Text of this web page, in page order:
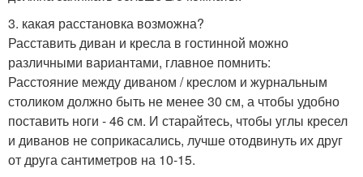
3. какая расстановка возможна?
Расставить диван и кресла в гостинной можно
различными вариантами, главное помнить:
Расстояние между диваном / креслом и журнальным
столиком должно быть не менее 30 см, а чтобы удобно
поставить ноги - 46 см. И старайтесь, чтобы углы кресел
и диванов не соприкасались, лучше отодвинуть их друг
от друга сантиметров на 10-15.